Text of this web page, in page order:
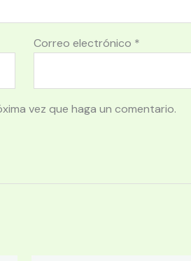
Correo electrónico *
vez que haga un comentario.